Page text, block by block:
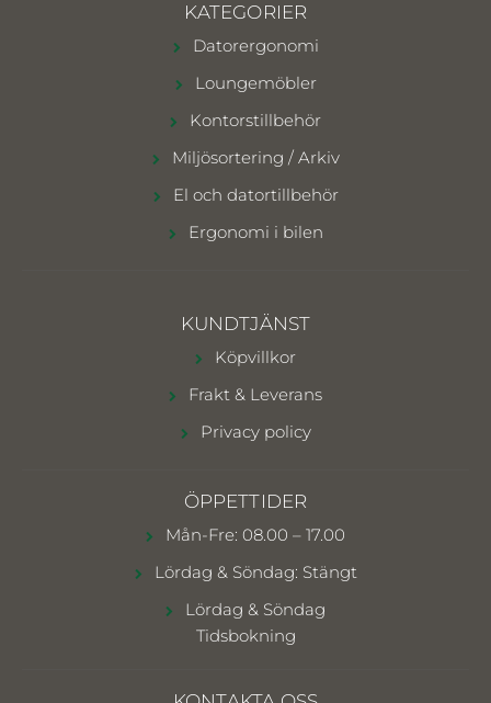
KATEGORIER
Datorergonomi
Loungemöbler
Kontorstillbehör
Miljösortering / Arkiv
El och datortillbehör
Ergonomi i bilen
KUNDTJÄNST
Köpvillkor
Frakt & Leverans
Privacy policy
ÖPPETTIDER
Mån-Fre: 08.00 – 17.00
Lördag & Söndag: Stängt
Lördag & Söndag
Tidsbokning